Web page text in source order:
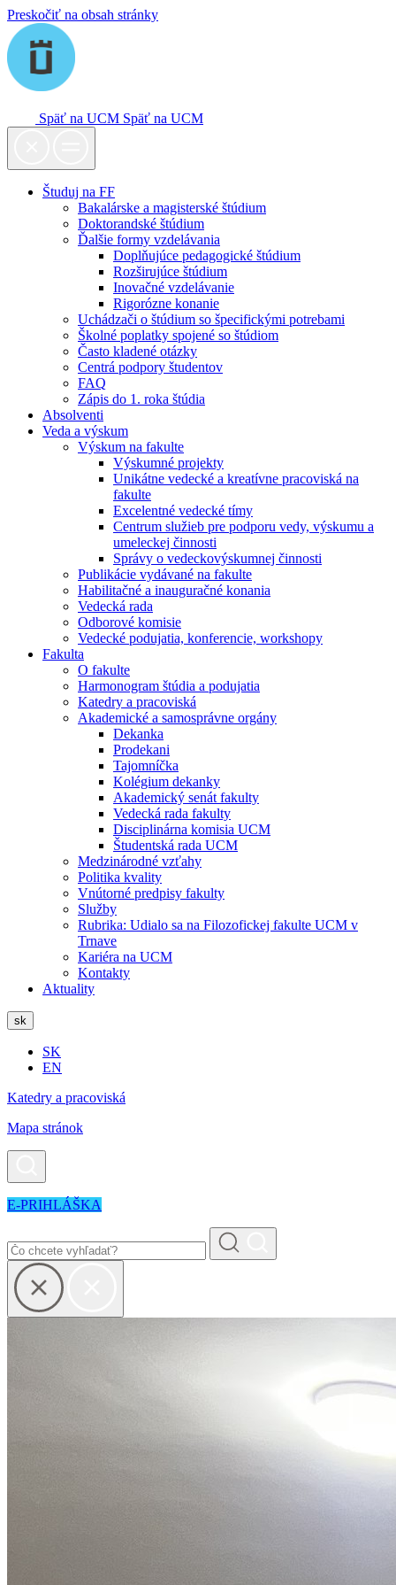
Preskočiť na obsah stránky
Späť na UCM Späť na UCM
Študuj na FF
Bakalárske a magisterské štúdium
Doktorandské štúdium
Ďalšie formy vzdelávania
Doplňujúce pedagogické štúdium
Rozširujúce štúdium
Inovačné vzdelávanie
Rigorózne konanie
Uchádzači o štúdium so špecifickými potrebami
Školné poplatky spojené so štúdiom
Často kladené otázky
Centrá podpory študentov
FAQ
Zápis do 1. roka štúdia
Absolventi
Veda a výskum
Výskum na fakulte
Výskumné projekty
Unikátne vedecké a kreatívne pracoviská na
fakulte
Excelentné vedecké tímy
Centrum služieb pre podporu vedy, výskumu a
umeleckej činnosti
Správy o vedeckovýskumnej činnosti
Publikácie vydávané na fakulte
Habilitačné a inauguračné konania
Vedecká rada
Odborové komisie
Vedecké podujatia, konferencie, workshopy
Fakulta
O fakulte
Harmonogram štúdia a podujatia
Katedry a pracoviská
Akademické a samosprávne orgány
Dekanka
Prodekani
Tajomníčka
Kolégium dekanky
Akademický senát fakulty
Vedecká rada fakulty
Disciplinárna komisia UCM
Študentská rada UCM
Medzinárodné vzťahy
Politika kvality
Vnútorné predpisy fakulty
Služby
Rubrika: Udialo sa na Filozofickej fakulte UCM v
Trnave
Kariéra na UCM
Kontakty
Aktuality
sk
SK
EN
Katedry a pracoviská
Mapa stránok
E-PRIHLÁŠKA